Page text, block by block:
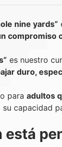
nine yards”
compromiso
es nuestro
duro,
para adultos
capacidad
está